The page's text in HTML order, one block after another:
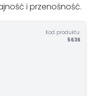
i przenośność.
Kod produktu:
5636